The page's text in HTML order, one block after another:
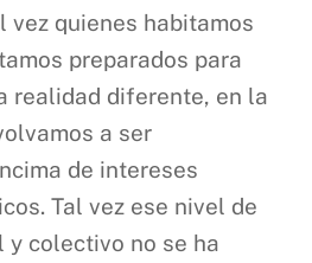
vez quienes habitamos
preparados para
realidad diferente, en la
a ser
de intereses
Tal vez ese nivel de
y colectivo no se ha